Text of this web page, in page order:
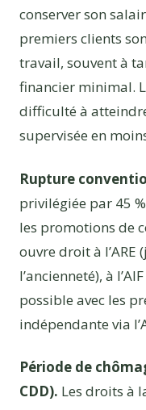
conserver son
premiers clients
travail, souvent à
financier minimal.
difficulté à
supervisée en
Rupture
privilégiée par 45
les promotions de
ouvre droit à l’ARE
l’ancienneté), à
possible avec les
indépendante via
Période de
CDD). Les droits à